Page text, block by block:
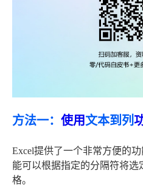
方法一： 使用文本到列
Excel提供了一个非常方便的
能可以根据指定的分隔符将
格。